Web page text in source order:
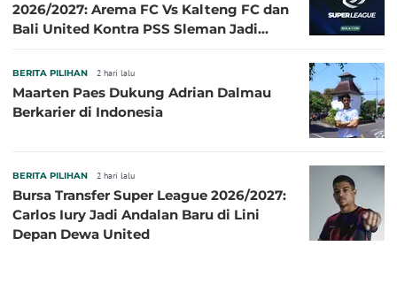
2026/2027: Arema FC Vs Kalteng FC dan
Bali United Kontra PSS Sleman Jadi
BERITA PILIHAN 2 hari lalu
Maarten Paes Dukung Adrian Dalmau
Berkarier di Indonesia
BERITA PILIHAN 2 hari lalu
Bursa Transfer Super League 2026/2027:
Carlos Iury Jadi Andalan Baru di Lini
Depan Dewa United